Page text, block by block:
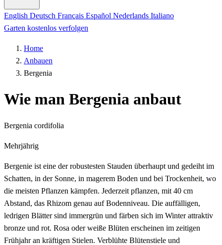
English Deutsch Français Español Nederlands Italiano
Garten kostenlos verfolgen
Home
Anbauen
Bergenia
Wie man Bergenia anbaut
Bergenia cordifolia
Mehrjährig
Bergenie ist eine der robustesten Stauden überhaupt und gedeiht im
Schatten, in der Sonne, in magerem Boden und bei Trockenheit, wo
die meisten Pflanzen kämpfen. Jederzeit pflanzen, mit 40 cm
Abstand, das Rhizom genau auf Bodenniveau. Die auffälligen,
ledrigen Blätter sind immergrün und färben sich im Winter attraktiv
bronze und rot. Rosa oder weiße Blüten erscheinen im zeitigen
Frühjahr an kräftigen Stielen. Verblühte Blütenstiele und